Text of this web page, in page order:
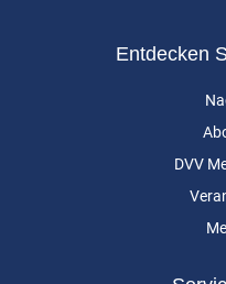
Entdecken
DVV